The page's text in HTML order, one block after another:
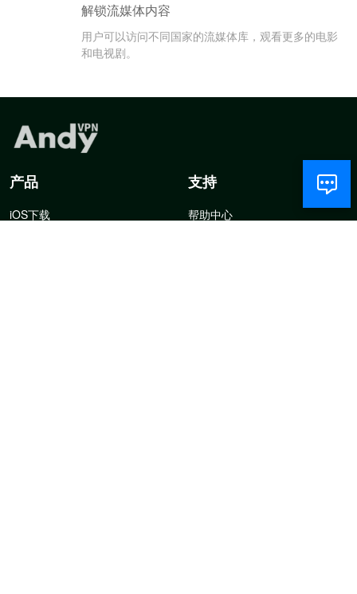
解锁流媒体内容
用户可以访问不同国家的流媒体库，观看更多的电影
和电视剧。
产品
iOS下载
支持
帮助中心